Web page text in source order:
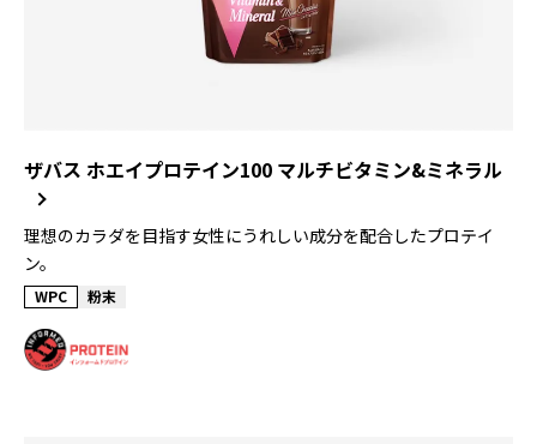
ザバス ホエイプロテイン100 マルチビタミン&ミネラル
理想のカラダを目指す女性にうれしい成分を配合したプロテイ
ン。
WPC 粉末